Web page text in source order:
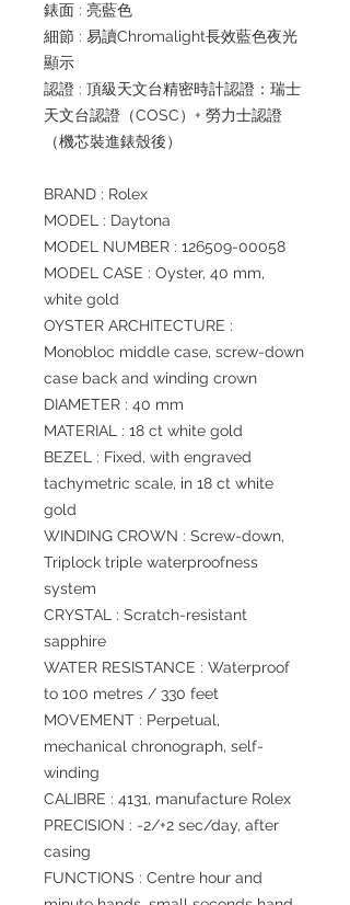
錶面 : 亮藍色
細節 : 易讀Chromalight長效藍色夜光
顯示
認證 : 頂級天文台精密時計認證：瑞士
天文台認證（COSC）+ 勞力士認證
（機芯裝進錶殼後）
BRAND : Rolex
MODEL : Daytona
MODEL NUMBER : 126509-00058
MODEL CASE : Oyster, 40 mm,
white gold
OYSTER ARCHITECTURE :
Monobloc middle case, screw-down
case back and winding crown
DIAMETER : 40 mm
MATERIAL : 18 ct white gold
BEZEL : Fixed, with engraved
tachymetric scale, in 18 ct white
gold
WINDING CROWN : Screw-down,
Triplock triple waterproofness
system
CRYSTAL : Scratch-resistant
sapphire
WATER RESISTANCE : Waterproof
to 100 metres / 330 feet
MOVEMENT : Perpetual,
mechanical chronograph, self-
winding
CALIBRE : 4131, manufacture Rolex
PRECISION : -2/+2 sec/day, after
casing
FUNCTIONS : Centre hour and